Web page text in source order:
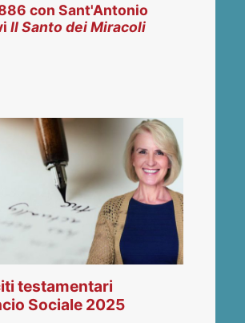
con Sant'Antonio
Il Santo dei Miracoli
testamentari
Sociale 2025